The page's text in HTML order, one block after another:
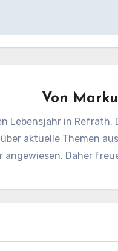
Von
Lebensjahr in
aktuelle Themen
angewiesen. Daher